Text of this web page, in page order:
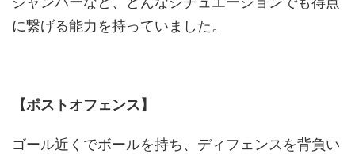
に繋げる能力を持っていました。
【ポストオフェンス】
ゴール近くでボールを持ち、ディフェンスを背負い